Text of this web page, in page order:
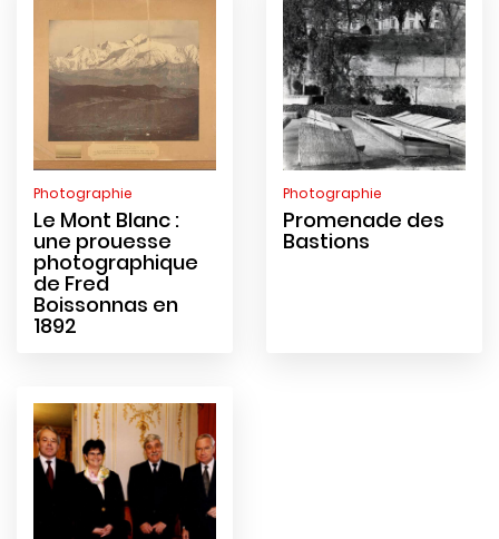
Photographie
Le Mont Blanc :
une prouesse
photographique
de Fred
Boissonnas en
1892
Photographie
Promenade des
Bastions